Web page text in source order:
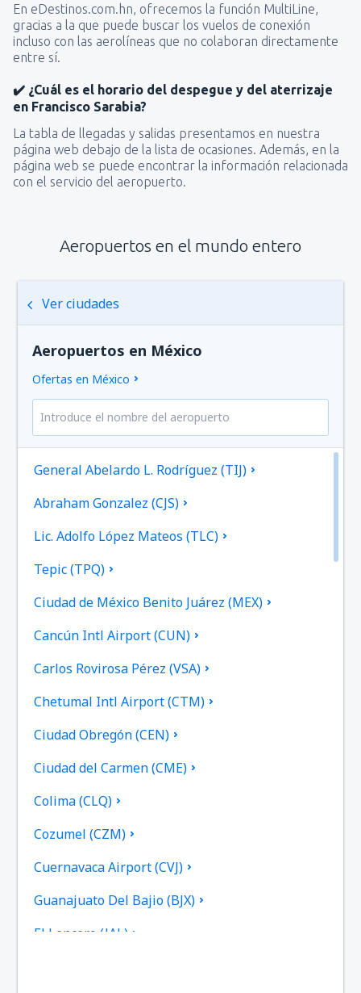
En eDestinos.com.hn, ofrecemos la función MultiLine,
gracias a la que puede buscar los vuelos de conexión
incluso con las aerolíneas que no colaboran directamente
entre sí.
✔️ ¿Cuál es el horario del despegue y del aterrizaje
en Francisco Sarabia?
La tabla de llegadas y salidas presentamos en nuestra
página web debajo de la lista de ocasiones. Además, en la
página web se puede encontrar la información relacionada
con el servicio del aeropuerto.
Aeropuertos en el mundo entero
Ver ciudades
Aeropuertos en México
Ofertas en México
General Abelardo L. Rodríguez (TIJ)
Abraham Gonzalez (CJS)
Lic. Adolfo López Mateos (TLC)
Tepic (TPQ)
Ciudad de México Benito Juárez (MEX)
Cancún Intl Airport (CUN)
Carlos Rovirosa Pérez (VSA)
Chetumal Intl Airport (CTM)
Ciudad Obregón (CEN)
Ciudad del Carmen (CME)
Colima (CLQ)
Cozumel (CZM)
Cuernavaca Airport (CVJ)
Guanajuato Del Bajio (BJX)
El Lencero (JAL)